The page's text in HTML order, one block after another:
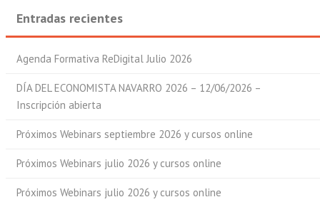
Entradas recientes
Agenda Formativa ReDigital Julio 2026
DÍA DEL ECONOMISTA NAVARRO 2026 – 12/06/2026 –
Inscripción abierta
Próximos Webinars septiembre 2026 y cursos online
Próximos Webinars julio 2026 y cursos online
Próximos Webinars julio 2026 y cursos online